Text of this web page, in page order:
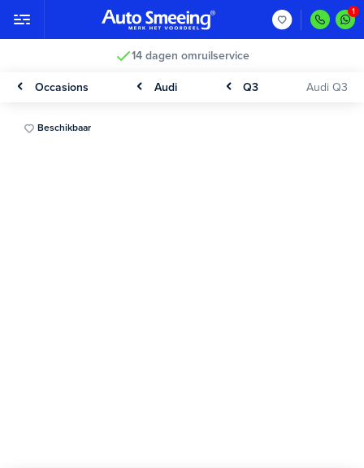
14 dagen omruilservice
Occasions Audi Q3 Audi Q3
Beschikbaar